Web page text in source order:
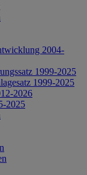
2004-
1999-2025
1999-2025
2026
2025